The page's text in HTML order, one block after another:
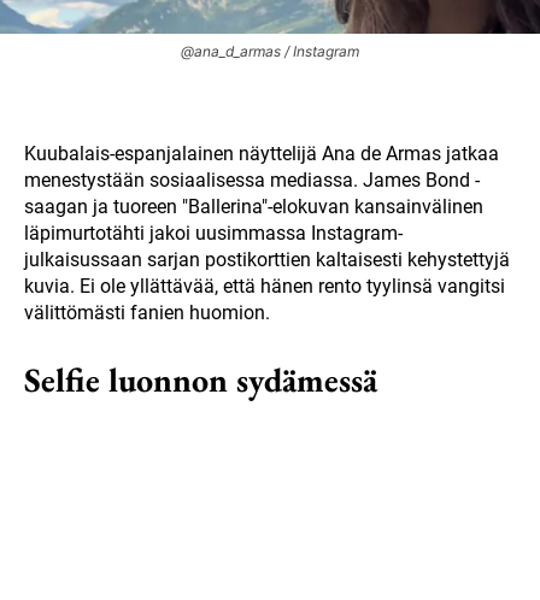
@ana_d_armas / Instagram
Kuubalais-espanjalainen näyttelijä Ana de Armas jatkaa
menestystään sosiaalisessa mediassa. James Bond -
saagan ja tuoreen "Ballerina"-elokuvan kansainvälinen
läpimurtotähti jakoi uusimmassa Instagram-
julkaisussaan sarjan postikorttien kaltaisesti kehystettyjä
kuvia. Ei ole yllättävää, että hänen rento tyylinsä vangitsi
välittömästi fanien huomion.
Selfie luonnon sydämessä